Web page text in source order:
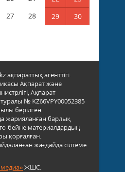
27 28 29
30
ақпараттық агенттігі.
Ақпарат және
Ақпарат
туралы № KZ66VPY00052385
берілген.
жарияланған барлық
бейне материалдардың
қорғалған.
жағдайда сілтеме
ЖШС.